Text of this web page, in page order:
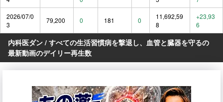
2026/07/0
3
79,200 0 181 0
11,692,59
8
+23,93
6
内科医ダン / すべての生活習慣病を撃退し、血管と臓器を守るの
最新動画のデイリー再生数